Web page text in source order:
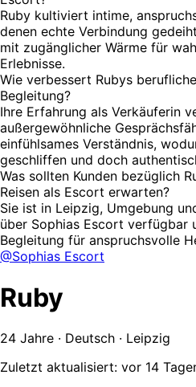
Ruby kultiviert intime,
denen echte Verbindung
mit zugänglicher Wärme für
Erlebnisse.
Wie verbessert Rubys
Begleitung?
Ihre Erfahrung als Verkäuferin
außergewöhnliche
einfühlsames Verständnis,
geschliffen und doch
Was sollten Kunden bezüglich
Reisen als Escort erwarten?
Sie ist in Leipzig, Umgebung
über Sophias Escort verfügbar
Begleitung für anspruchsvolle
@Sophias Escort
Ruby
24 Jahre · Deutsch · Leipzig
Zuletzt aktualisiert: vor 14